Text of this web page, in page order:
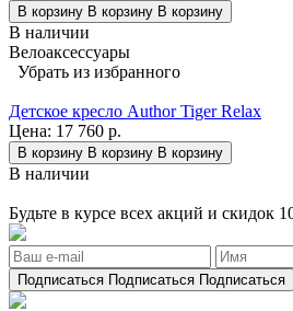
В корзину В корзину В корзину
В наличии
Велоаксессуары
Убрать из избранного
Детское кресло Author Tiger Relax
Цена: 17 760 р.
В корзину В корзину В корзину
В наличии
Будьте в курсе всех акций и скидок
Подписаться Подписаться Подписаться